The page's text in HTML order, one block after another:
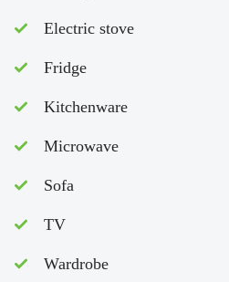
Electric stove
Fridge
Kitchenware
Microwave
Sofa
TV
Wardrobe